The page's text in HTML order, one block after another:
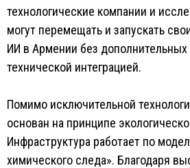
технологические компании и
могут перемещать и запускать
ИИ в Армении без
технической интеграцией.
Помимо исключительной
основан на принципе
Инфраструктура работает по
химического следа». Благодаря